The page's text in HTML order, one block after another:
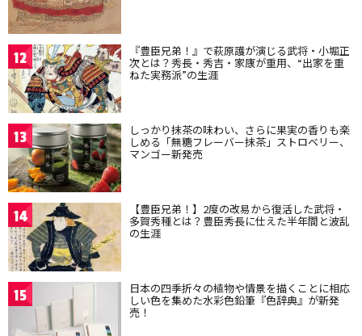
12 『豊臣兄弟！』で萩原護が演じる武将・小堀正
次とは？秀長・秀吉・家康が重用、“出家を重
ねた実務派”の生涯
13 しっかり抹茶の味わい、さらに果実の香りも楽
しめる「無糖フレーバー抹茶」ストロベリー、
マンゴー新発売
14 【豊臣兄弟！】2度の改易から復活した武将・
多賀秀種とは？豊臣秀長に仕えた半年間と波乱
の生涯
15 日本の四季折々の植物や情景を描くことに相応
しい色を集めた水彩色鉛筆『色辞典』が新発
売！